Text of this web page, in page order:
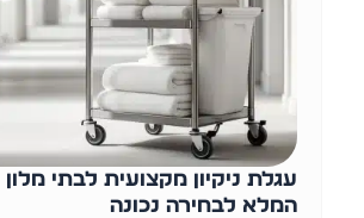
עגלת ניקיון מקצועית לבתי
המלא לבחירה נכונה